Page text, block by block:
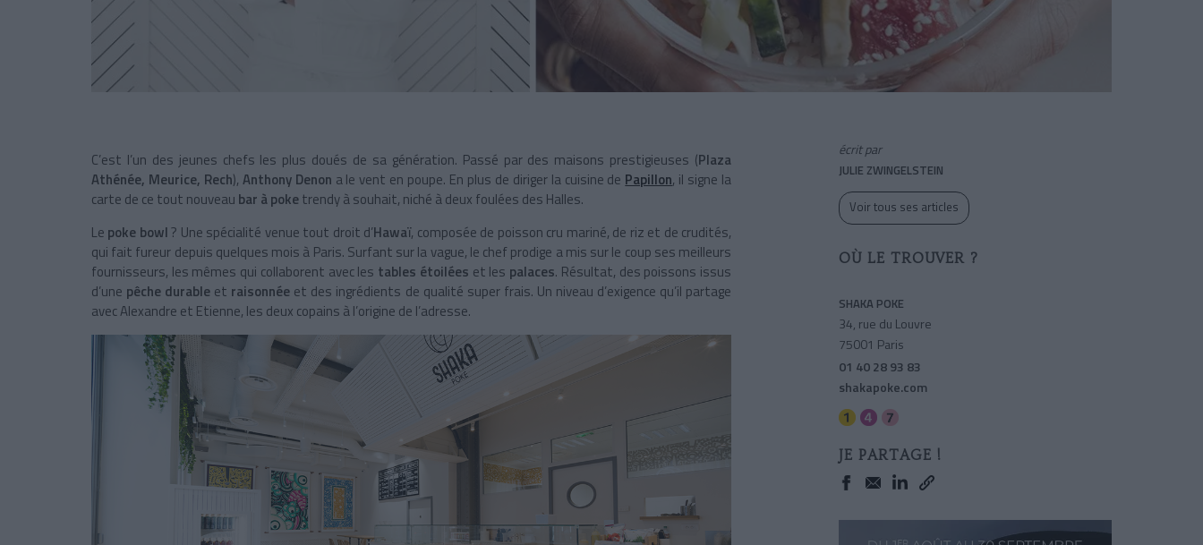
C’est l’un des jeunes chefs les plus doués de sa génération. Passé par des maisons prestigieuses (Plaza
Athénée, Meurice, Rech), Anthony Denon a le vent en poupe. En plus de diriger la cuisine de Papillon, il signe la
carte de ce tout nouveau bar à poketrendy à souhait, niché à deux foulées des Halles.
Le poke bowl? Une spécialité venue tout droit d’Hawaï, composée de poisson cru mariné, de riz et de crudités,
qui fait fureur depuis quelques mois à Paris. Surfant sur la vague, le chef prodige a mis sur le coup ses meilleurs
fournisseurs, les mêmes qui collaborent avec les tables étoilées et les palaces. Résultat, des poissons issus
d’une pêche durable et raisonnée et des ingrédients de qualité super frais. Un niveau d’exigence qu’il partage
avec Alexandre et Etienne, les deux copains à l’origine de l’adresse.
écrit par
JULIE ZWINGELSTEIN
Voir tous ses articles
OÙ LE TROUVER ?
SHAKA POKE
34, rue du Louvre
75001 Paris
01 40 28 93 83
shakapoke.com
JE PARTAGE !